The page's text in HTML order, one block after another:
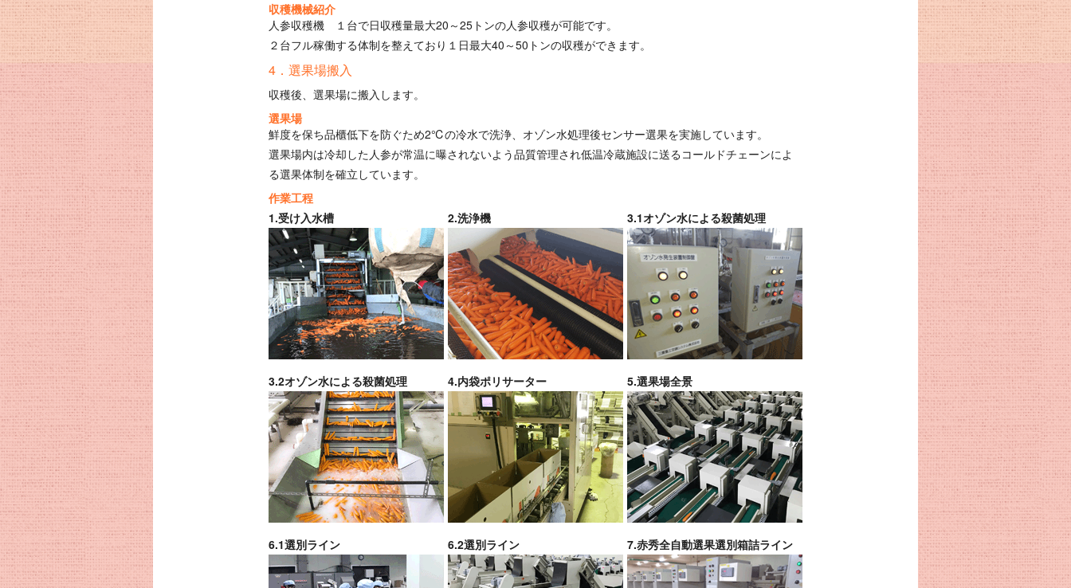
収穫機械紹介
人参収穫機 １台で日収穫量最大20～25トンの人参収穫が可能です。
２台フル稼働する体制を整えており１日最大40～50トンの収穫ができます。
4．選果場搬入
収穫後、選果場に搬入します。
選果場
鮮度を保ち品櫃低下を防ぐため2℃の冷水で洗浄、オゾン水処理後センサー選果を実施しています。
選果場内は冷却した人参が常温に曝されないよう品質管理され低温冷蔵施設に送るコールドチェーンによ
る選果体制を確立しています。
作業工程
1.受け入水槽
2.洗浄機 3.1オゾン水による殺菌処理
3.2オゾン水による殺菌処理 4.内袋ポリサーター 5.選果場全景
6.1選別ライン 6.2選別ライン 7.赤秀全自動選果選別箱詰ライン